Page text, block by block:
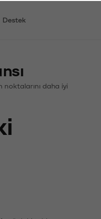
Destek
daha iyi